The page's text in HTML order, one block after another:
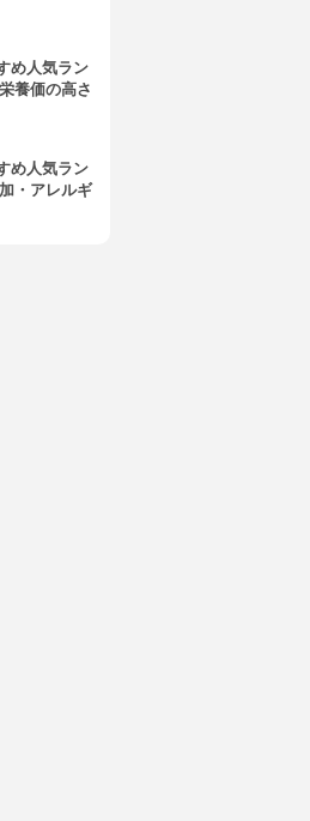
め人気ラン
養価の高さ
め人気ラン
・アレルギ